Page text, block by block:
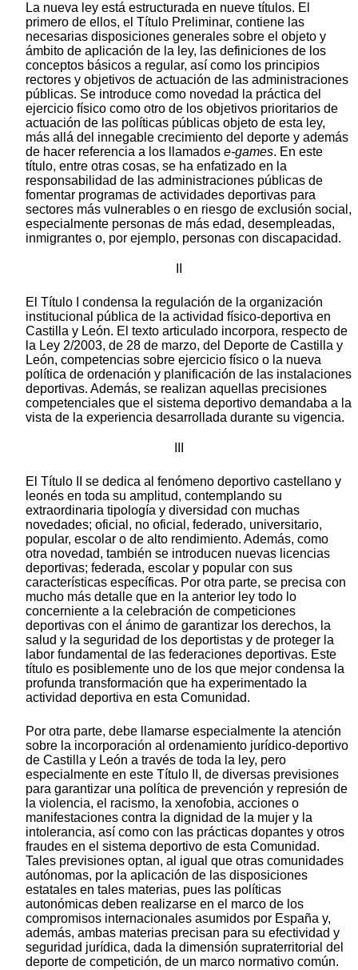
La nueva ley está estructurada en nueve títulos. El
primero de ellos, el Título Preliminar, contiene las
necesarias disposiciones generales sobre el objeto y
ámbito de aplicación de la ley, las definiciones de los
conceptos básicos a regular, así como los principios
rectores y objetivos de actuación de las administraciones
públicas. Se introduce como novedad la práctica del
ejercicio físico como otro de los objetivos prioritarios de
actuación de las políticas públicas objeto de esta ley,
más allá del innegable crecimiento del deporte y además
de hacer referencia a los llamados e-games. En este
título, entre otras cosas, se ha enfatizado en la
responsabilidad de las administraciones públicas de
fomentar programas de actividades deportivas para
sectores más vulnerables o en riesgo de exclusión social,
especialmente personas de más edad, desempleadas,
inmigrantes o, por ejemplo, personas con discapacidad.
El Título I condensa la regulación de la organización
institucional pública de la actividad físico-deportiva en
Castilla y León. El texto articulado incorpora, respecto de
la Ley 2/2003, de 28 de marzo, del Deporte de Castilla y
León, competencias sobre ejercicio físico o la nueva
política de ordenación y planificación de las instalaciones
deportivas. Además, se realizan aquellas precisiones
competenciales que el sistema deportivo demandaba a la
vista de la experiencia desarrollada durante su vigencia.
El Título II se dedica al fenómeno deportivo castellano y
leonés en toda su amplitud, contemplando su
extraordinaria tipología y diversidad con muchas
novedades; oficial, no oficial, federado, universitario,
popular, escolar o de alto rendimiento. Además, como
otra novedad, también se introducen nuevas licencias
deportivas; federada, escolar y popular con sus
características específicas. Por otra parte, se precisa con
mucho más detalle que en la anterior ley todo lo
concerniente a la celebración de competiciones
deportivas con el ánimo de garantizar los derechos, la
salud y la seguridad de los deportistas y de proteger la
labor fundamental de las federaciones deportivas. Este
título es posiblemente uno de los que mejor condensa la
profunda transformación que ha experimentado la
actividad deportiva en esta Comunidad.
Por otra parte, debe llamarse especialmente la atención
sobre la incorporación al ordenamiento jurídico-deportivo
de Castilla y León a través de toda la ley, pero
especialmente en este Título II, de diversas previsiones
para garantizar una política de prevención y represión de
la violencia, el racismo, la xenofobia, acciones o
manifestaciones contra la dignidad de la mujer y la
intolerancia, así como con las prácticas dopantes y otros
fraudes en el sistema deportivo de esta Comunidad.
Tales previsiones optan, al igual que otras comunidades
autónomas, por la aplicación de las disposiciones
estatales en tales materias, pues las políticas
autonómicas deben realizarse en el marco de los
compromisos internacionales asumidos por España y,
además, ambas materias precisan para su efectividad y
seguridad jurídica, dada la dimensión supraterritorial del
deporte de competición, de un marco normativo común.